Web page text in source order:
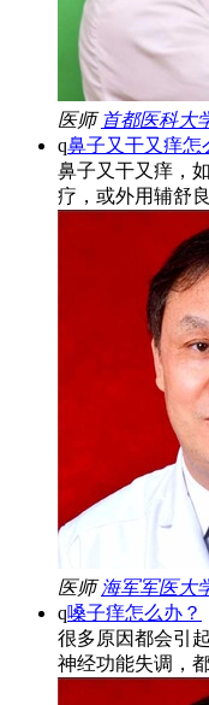
医师 首都医科大
q鼻子又干又痒怎
鼻子又干又痒，
疗，或外用辅舒
医师 海军军医大
q嗓子痒怎么办？
很多原因都会引
神经功能失调，